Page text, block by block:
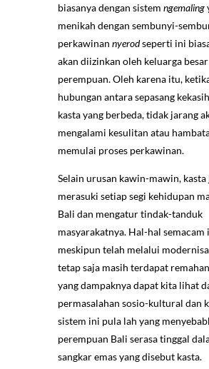
biasanya dengan sistem ngemaling
menikah dengan sembunyi-
perkawinan nyerodseperti ini
akan diizinkan oleh keluarga
perempuan. Oleh karena itu,
hubungan antara sepasang
kasta yang berbeda, tidak jarang
mengalami kesulitan atau
memulai proses perkawinan.
Selain urusan kawin-mawin, kasta
merasuki setiap segi kehidupan
Bali dan mengatur tindak-tanduk
masyarakatnya. Hal-hal semacam
meskipun telah melalui
tetap saja masih terdapat
yang dampaknya dapat kita lihat
permasalahan sosio-kultural dan
sistem ini pula lah yang
perempuan Bali serasa tinggal
sangkar emas yang disebut kasta.